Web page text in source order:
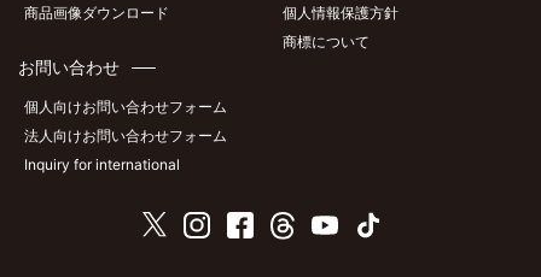
商品画像ダウンロード
お問い合わせ
個人向けお問い合わせフォーム
法人向けお問い合わせフォーム
Inquiry for international
個人情報保護方針
商標について